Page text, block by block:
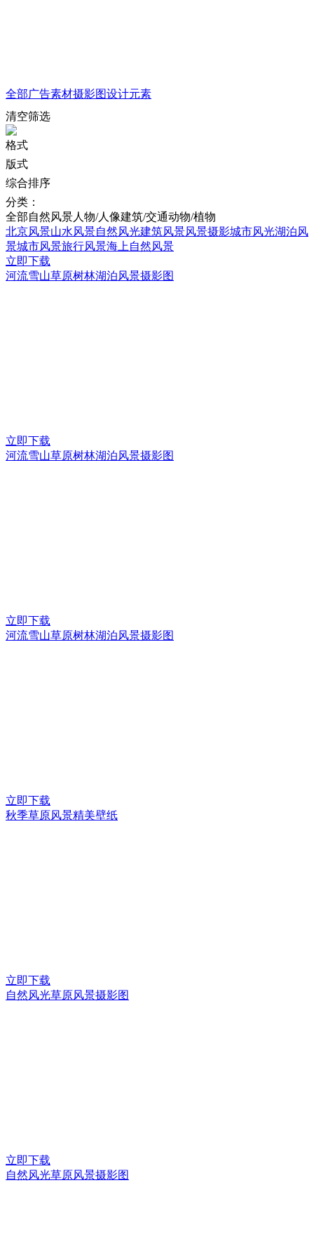
全部广告素材摄影图设计元素
清空筛选
格式
版式
综合排序
分类：
全部自然风景人物/人像建筑/交通动物/植物
北京风景山水风景自然风光建筑风景风景摄影城市风光湖泊风
景城市风景旅行风景海上自然风景
立即下载
河流雪山草原树林湖泊风景摄影图
立即下载
河流雪山草原树林湖泊风景摄影图
立即下载
河流雪山草原树林湖泊风景摄影图
立即下载
秋季草原风景精美壁纸
立即下载
自然风光草原风景摄影图
立即下载
自然风光草原风景摄影图